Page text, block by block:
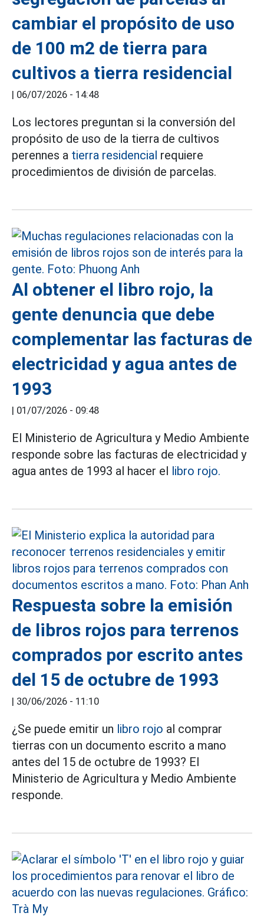
cambiar el propósito de uso
de 100 m2 de tierra para
cultivos a tierra residencial
| 06/07/2026 - 14:48
Los lectores preguntan si la conversión del
propósito de uso de la tierra de cultivos
perennes a tierra residencial requiere
procedimientos de división de parcelas.
Al obtener el libro rojo, la
gente denuncia que debe
complementar las facturas de
electricidad y agua antes de
1993
| 01/07/2026 - 09:48
El Ministerio de Agricultura y Medio Ambiente
responde sobre las facturas de electricidad y
agua antes de 1993 al hacer el libro rojo.
Respuesta sobre la emisión
de libros rojos para terrenos
comprados por escrito antes
del 15 de octubre de 1993
| 30/06/2026 - 11:10
¿Se puede emitir un libro rojo al comprar
tierras con un documento escrito a mano
antes del 15 de octubre de 1993? El
Ministerio de Agricultura y Medio Ambiente
responde.